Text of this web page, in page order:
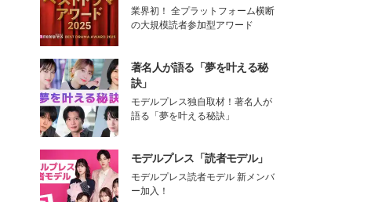
業界初！ 全プラットフォーム横断
の大規模読者参加型アワード
著名人が語る「夢を叶える秘
訣」
モデルプレス独自取材！著名人が
語る「夢を叶える秘訣」
モデルプレス「読者モデル」
モデルプレス読者モデル 新メンバ
ー加入！